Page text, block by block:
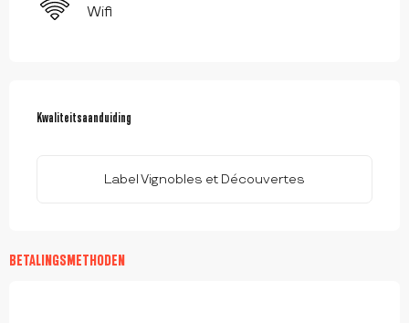
Wifi
Kwaliteitsaanduiding
Kwaliteitsaanduiding
Label Vignobles et Découvertes
BETALINGSMETHODEN